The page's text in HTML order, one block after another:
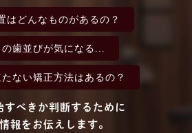
は どんなものがあるの？
歯並びが気になる...
ない矯正方法はあるの？
すべきか判断するために
報をお伝えします。